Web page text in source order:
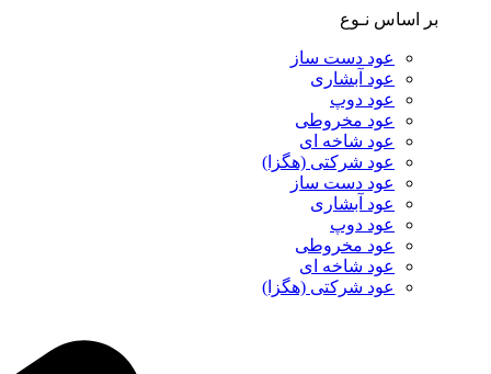
بر اساس نـوع
عود دست ساز
عود آبشاری
عود دوپ
عود مخروطی
عود شاخه ای
عود شرکتی (هگزا)
عود دست ساز
عود آبشاری
عود دوپ
عود مخروطی
عود شاخه ای
عود شرکتی (هگزا)